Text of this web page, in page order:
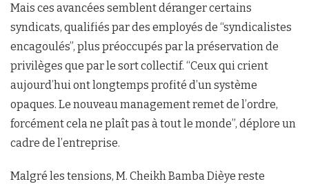
Mais ces avancées semblent déranger certains
syndicats, qualifiés par des employés de “syndicalistes
encagoulés”, plus préoccupés par la préservation de
privilèges que par le sort collectif. “Ceux qui crient
aujourd’hui ont longtemps profité d’un système
opaques. Le nouveau management remet de l’ordre,
forcément cela ne plaît pas à tout le monde”, déplore un
cadre de l’entreprise.
Malgré les tensions, M. Cheikh Bamba Dièye reste